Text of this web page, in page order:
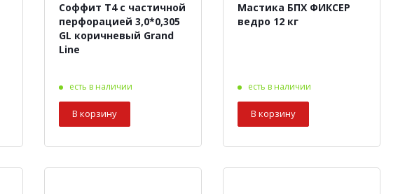
Соффит Т4 с частичной
перфорацией 3,0*0,305
GL коричневый Grand
Line
есть в наличии
В корзину
Мастика БПХ ФИКСЕР
ведро 12 кг
есть в наличии
В корзину